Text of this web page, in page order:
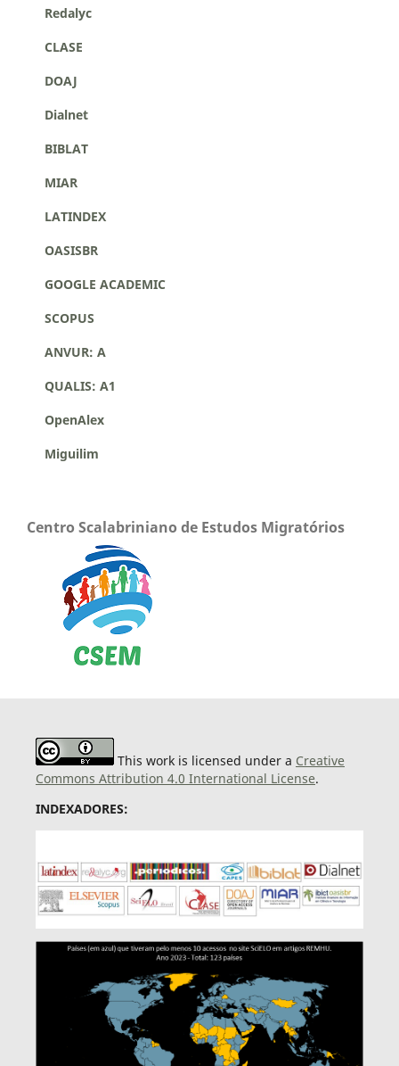
Redalyc
CLASE
DOAJ
Dialnet
BIBLAT
MIAR
LATINDEX
OASISBR
GOOGLE ACADEMIC
SCOPUS
ANVUR: A
QUALIS: A1
OpenAlex
Miguilim
Centro Scalabriniano de Estudos Migratórios
This work is licensed under a Creative
Commons Attribution 4.0 International License.
INDEXADORES: